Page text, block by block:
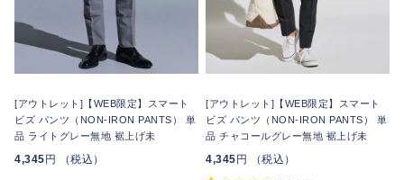
[アウトレット]【WEB限定】スマート
ビズ パンツ（NON-IRON PANTS） 単
品 ライトグレー無地 裾上げ未
4,345 円 （税込）
[アウトレット]【WEB限定】スマート
ビズ パンツ（NON-IRON PANTS） 単
品 チャコールグレー無地 裾上げ未
4,345 円 （税込）